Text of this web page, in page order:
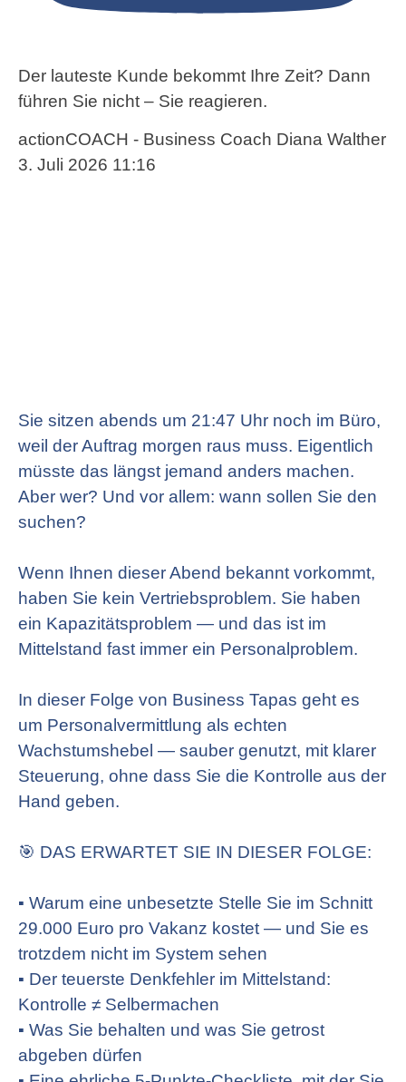
Der lauteste Kunde bekommt Ihre Zeit? Dann
führen Sie nicht – Sie reagieren.
actionCOACH - Business Coach Diana Walther
3. Juli 2026 11:16
Sie sitzen abends um 21:47 Uhr noch im Büro,
weil der Auftrag morgen raus muss. Eigentlich
müsste das längst jemand anders machen.
Aber wer? Und vor allem: wann sollen Sie den
suchen?
Wenn Ihnen dieser Abend bekannt vorkommt,
haben Sie kein Vertriebsproblem. Sie haben
ein Kapazitätsproblem — und das ist im
Mittelstand fast immer ein Personalproblem.
In dieser Folge von Business Tapas geht es
um Personalvermittlung als echten
Wachstumshebel — sauber genutzt, mit klarer
Steuerung, ohne dass Sie die Kontrolle aus der
Hand geben.
🎯 DAS ERWARTET SIE IN DIESER FOLGE:
▪ Warum eine unbesetzte Stelle Sie im Schnitt
29.000 Euro pro Vakanz kostet — und Sie es
trotzdem nicht im System sehen
▪ Der teuerste Denkfehler im Mittelstand:
Kontrolle ≠ Selbermachen
▪ Was Sie behalten und was Sie getrost
abgeben dürfen